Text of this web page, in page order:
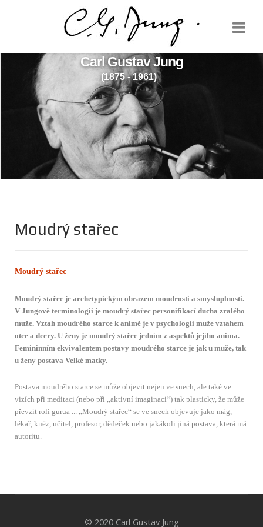
Carl Gustav Jung
(1875 - 1961)
Moudrý stařec
Moudrý stařec
Moudrý stařec je archetypickým obrazem moudrosti a smysluplnosti.
V Jungově terminologii je moudrý stařec personifikací ducha zralého
muže. Vztah moudrého starce k animě je v psychologii muže vztahem
otce a dcery. U ženy je moudrý stařec jedním z aspektů jejího anima.
Femininním ekvivalentem postavy moudrého starce je jak u muže, tak
u ženy postava Velké matky.
Postava moudrého starce se může objevit nejen ve snech, ale také ve
vizích při meditaci (nebo při „aktivní imaginaci“) tak plasticky, že může
převzít roli gurua ... „Moudrý stařec“ se ve snech objevuje jako mág,
lékař, kněz, učitel, profesor, dědeček nebo jakákoli jiná postava, která má
autoritu.
© 2020 Carl Gustav Jung